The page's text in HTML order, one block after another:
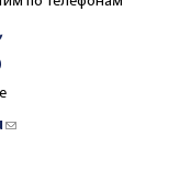
(link sends e-mail)